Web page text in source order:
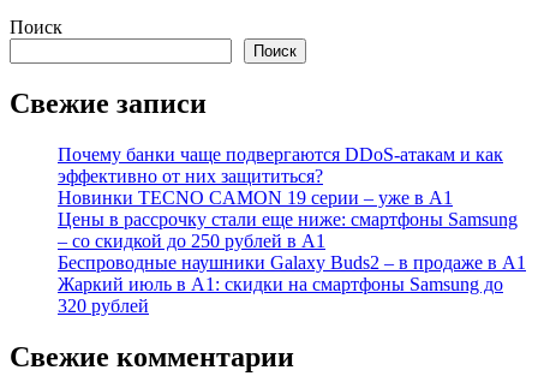
Поиск
Поиск
Свежие записи
Почему банки чаще подвергаются DDoS-атакам и как
эффективно от них защититься?
Новинки TECNO CAMON 19 серии – уже в А1
Цены в рассрочку стали еще ниже: смартфоны Samsung
– со скидкой до 250 рублей в А1
Беспроводные наушники Galaxy Buds2 – в продаже в А1
Жаркий июль в А1: скидки на смартфоны Samsung до
320 рублей
Свежие комментарии